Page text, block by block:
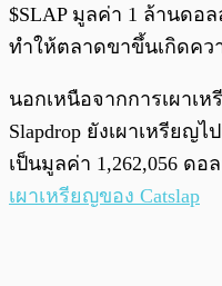
$SLAP มูลค่า 1 ล้านดอ
ทำให้ตลาดขาขึ้นเกิดคว
นอกเหนือจากการเผาเ
Slapdrop ยังเผาเหรียญ
เป็นมูลค่า 1,262,056 ดอ
เผาเหรียญของ Catslap